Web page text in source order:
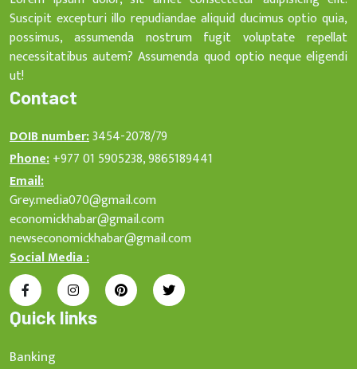
Suscipit excepturi illo repudiandae aliquid ducimus optio quia,
possimus, assumenda nostrum fugit voluptate repellat
necessitatibus autem? Assumenda quod optio neque eligendi
ut!
Contact
DOIB number:3454-2078/79
Phone:+977 01 5905238, 9865189441
Email:
Grey.media070@gmail.com
economickhabar@gmail.com
newseconomickhabar@gmail.com
Social Media :
Quick links
Banking